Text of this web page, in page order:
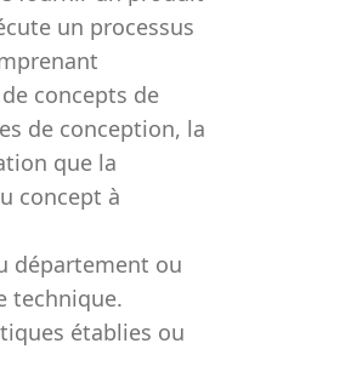
un processus
concepts de
de conception, la
que la
concept à
département ou
technique.
établies ou